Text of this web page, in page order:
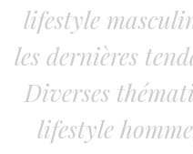
lifestyle
les dernières
Diverses
lifestyle